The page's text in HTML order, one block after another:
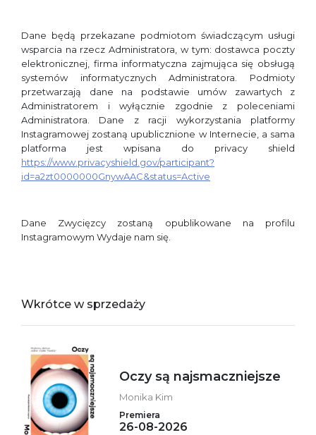
Dane będą przekazane podmiotom świadczącym usługi
wsparcia na rzecz Administratora, w tym: dostawca poczty
elektronicznej, firma informatyczna zajmująca się obsługą
systemów informatycznych Administratora. Podmioty
przetwarzają dane na podstawie umów zawartych z
Administratorem i wyłącznie zgodnie z poleceniami
Administratora. Dane z racji wykorzystania platformy
Instagramowej zostaną upublicznione w Internecie, a sama
platforma jest wpisana do privacy shield
https://www.privacyshield.gov/participant?
id=a2zt0000000GnywAAC&status=Active
Dane Zwycięzcy zostaną opublikowane na profilu
Instagramowym Wydaje nam się.
Wkrótce w sprzedaży
Oczy są najsmaczniejsze
Monika Kim
Premiera
26-08-2026